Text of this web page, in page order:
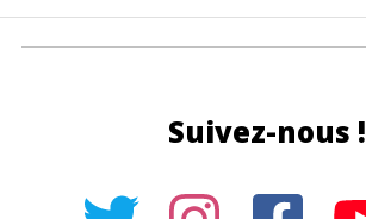
Suivez-nous !